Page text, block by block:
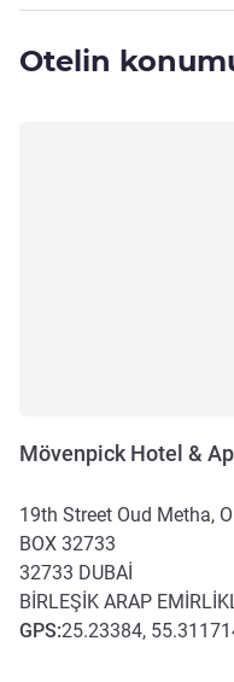
Otelin
Mövenpick Hotel &
19th Street Oud Metha,
BOX 32733
32733 DUBAİ
BIRLEŞIK ARAP
GPS:25.23384,